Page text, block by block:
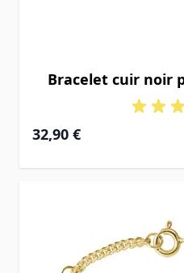
Bracelet cuir noir
32,90 €